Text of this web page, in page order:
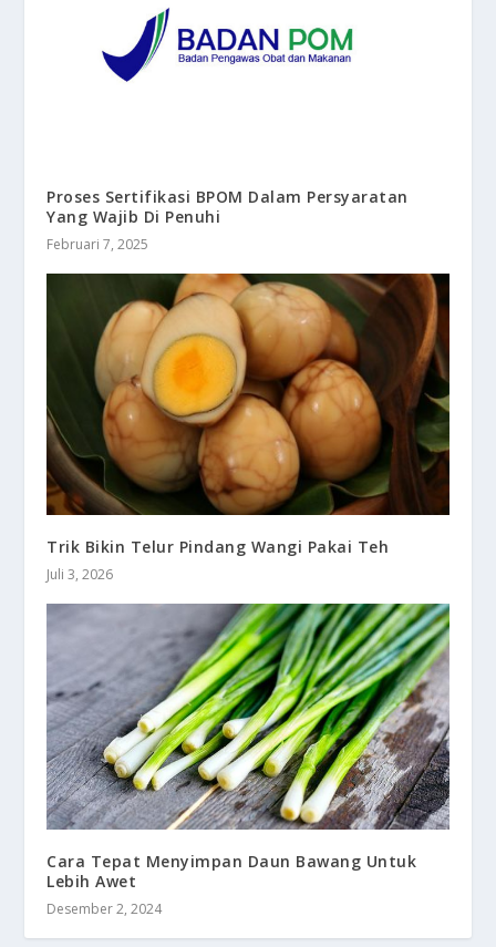
Proses Sertifikasi BPOM Dalam Persyaratan
Yang Wajib Di Penuhi
Februari 7, 2025
Trik Bikin Telur Pindang Wangi Pakai Teh
Juli 3, 2026
Cara Tepat Menyimpan Daun Bawang Untuk
Lebih Awet
Desember 2, 2024